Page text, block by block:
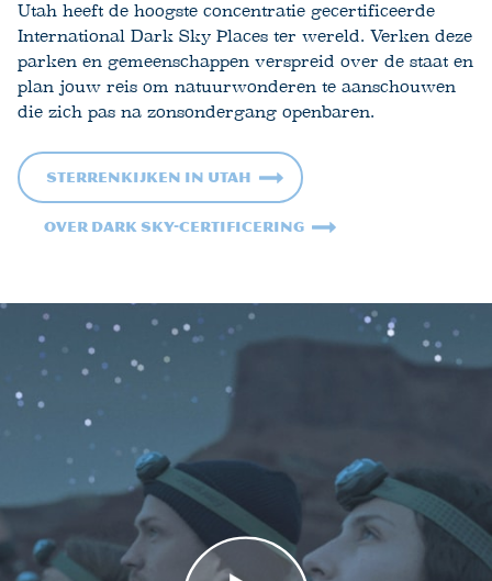
Utah heeft de hoogste concentratie gecertificeerde
International Dark Sky Places ter wereld. Verken deze
parken en gemeenschappen verspreid over de staat en
plan jouw reis om natuurwonderen te aanschouwen
die zich pas na zonsondergang openbaren.
Sterrenkijken in Utah
Over Dark Sky-certificering